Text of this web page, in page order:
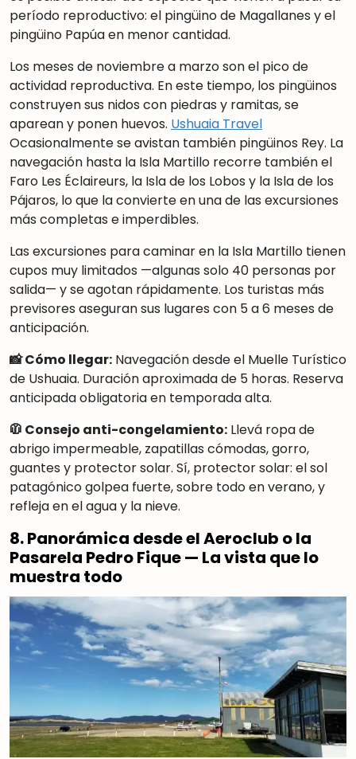
período reproductivo: el pingüino de Magallanes y el
pingüino Papúa en menor cantidad.
Los meses de noviembre a marzo son el pico de
actividad reproductiva. En este tiempo, los pingüinos
construyen sus nidos con piedras y ramitas, se
aparean y ponen huevos. Ushuaia Travel
Ocasionalmente se avistan también pingüinos Rey. La
navegación hasta la Isla Martillo recorre también el
Faro Les Éclaireurs, la Isla de los Lobos y la Isla de los
Pájaros, lo que la convierte en una de las excursiones
más completas e imperdibles.
Las excursiones para caminar en la Isla Martillo tienen
cupos muy limitados —algunas solo 40 personas por
salida— y se agotan rápidamente. Los turistas más
previsores aseguran sus lugares con 5 a 6 meses de
anticipación.
📸 Cómo llegar: Navegación desde el Muelle Turístico
de Ushuaia. Duración aproximada de 5 horas. Reserva
anticipada obligatoria en temporada alta.
🧥 Consejo anti-congelamiento: Llevá ropa de
abrigo impermeable, zapatillas cómodas, gorro,
guantes y protector solar. Sí, protector solar: el sol
patagónico golpea fuerte, sobre todo en verano, y
refleja en el agua y la nieve.
8. Panorámica desde el Aeroclub o la
Pasarela Pedro Fique — La vista que lo
muestra todo